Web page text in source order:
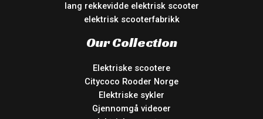
lang rekkevidde elektrisk scooter
elektrisk scooterfabrikk
Our Collection
Elektriske scootere
Citycoco Rooder Norge
Elektriske sykler
Gjennomgå videoer